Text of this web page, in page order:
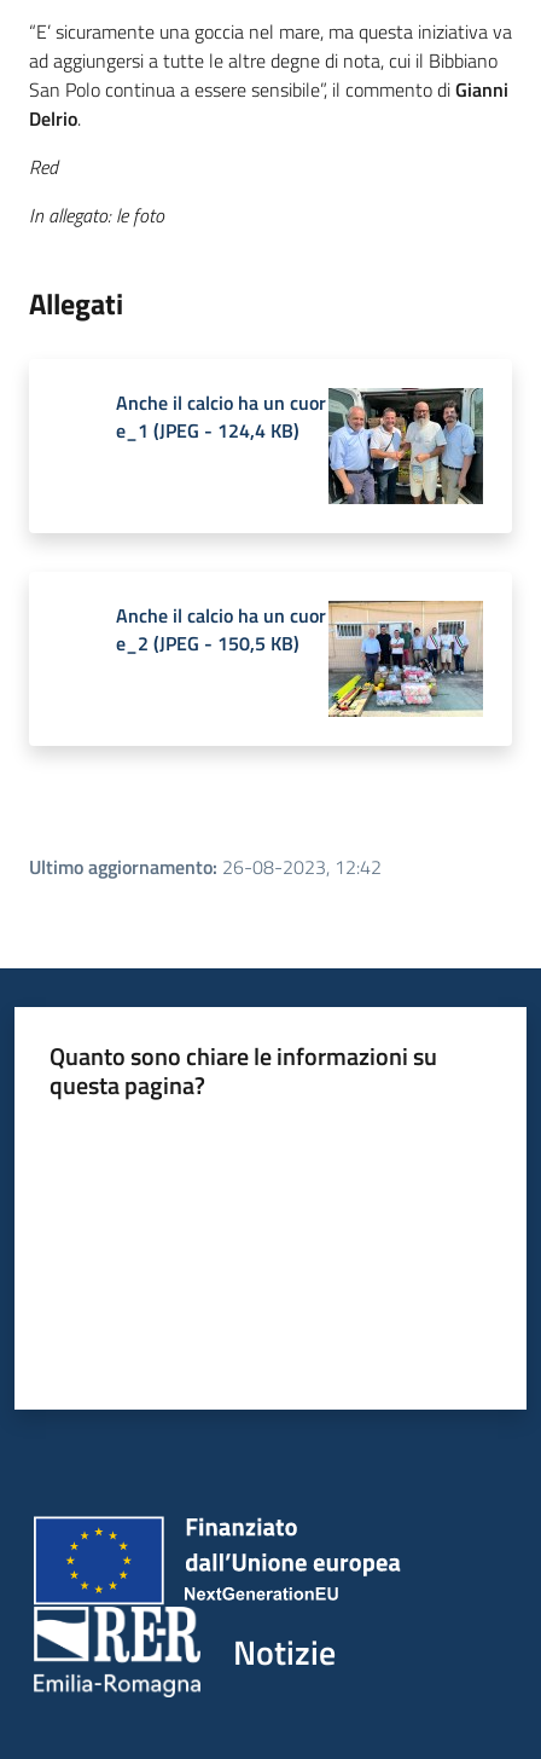
“E’ sicuramente una goccia nel mare, ma questa iniziativa va
ad aggiungersi a tutte le altre degne di nota, cui il Bibbiano
San Polo continua a essere sensibile”, il commento diGianni
Delrio.
Red
In allegato: le foto
Allegati
Anche il calcio ha un cuor
e_1 (JPEG - 124,4 KB)
Anche il calcio ha un cuor
e_2 (JPEG - 150,5 KB)
Ultimo aggiornamento: 26-08-2023, 12:42
Quanto sono chiare le informazioni su
questa pagina?
Notizie